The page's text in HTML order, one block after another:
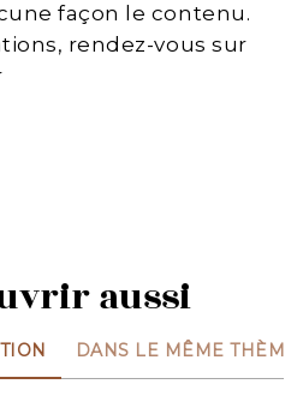
façon le contenu.
rendez-vous sur
aussi
DANS LE MÊME THÈME